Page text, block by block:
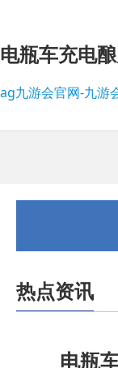
电瓶车充电
ag九游会官网-九游
热点资讯
电瓶